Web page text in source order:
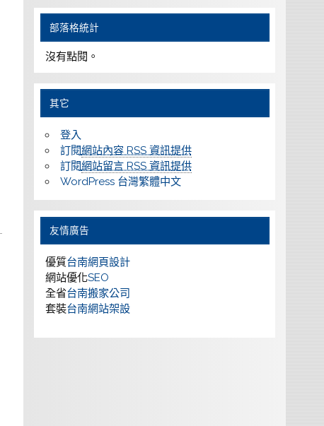
部落格統計
沒有點閱。
其它
登入
訂閱網站內容 RSS 資訊提供
訂閱網站留言 RSS 資訊提供
WordPress 台灣繁體中文
友情廣告
優質台南網頁設計
網站優化SEO
全省台南搬家公司
套裝台南網站架設